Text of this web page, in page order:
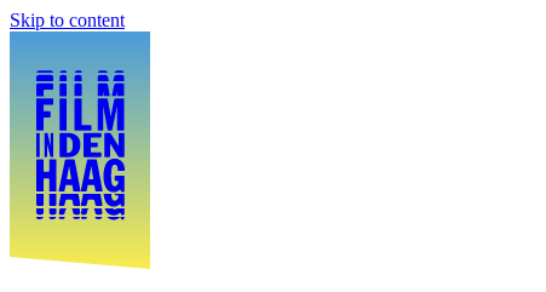
Skip to content